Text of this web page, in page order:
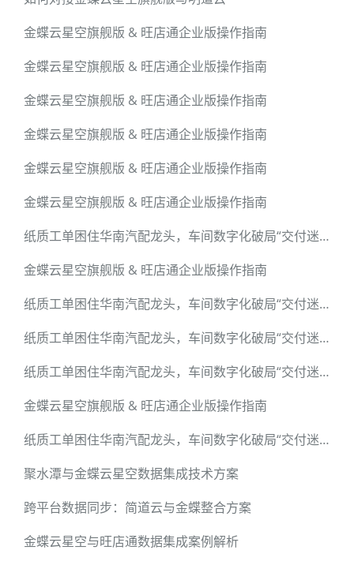
金蝶云星空旗舰版 & 旺店通企业版操作指南
金蝶云星空旗舰版 & 旺店通企业版操作指南
金蝶云星空旗舰版 & 旺店通企业版操作指南
金蝶云星空旗舰版 & 旺店通企业版操作指南
金蝶云星空旗舰版 & 旺店通企业版操作指南
金蝶云星空旗舰版 & 旺店通企业版操作指南
纸质工单困住华南汽配龙头，车间数字化破局“交付迷雾”
金蝶云星空旗舰版 & 旺店通企业版操作指南
纸质工单困住华南汽配龙头，车间数字化破局“交付迷雾”
纸质工单困住华南汽配龙头，车间数字化破局“交付迷雾”
纸质工单困住华南汽配龙头，车间数字化破局“交付迷雾”
金蝶云星空旗舰版 & 旺店通企业版操作指南
纸质工单困住华南汽配龙头，车间数字化破局“交付迷雾”
聚水潭与金蝶云星空数据集成技术方案
跨平台数据同步：简道云与金蝶整合方案
金蝶云星空与旺店通数据集成案例解析